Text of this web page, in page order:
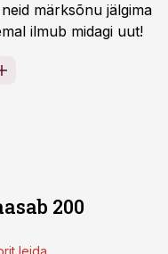
märksõnu jälgima
ilmub midagi uut!
200
leida